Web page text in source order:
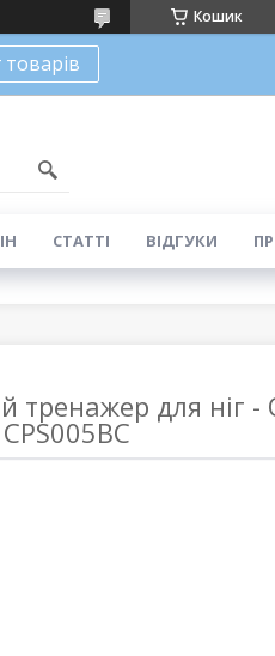
Кошик
СТАТТІ ВІДГУКИ
тренажер для ніг -
CPS005BC